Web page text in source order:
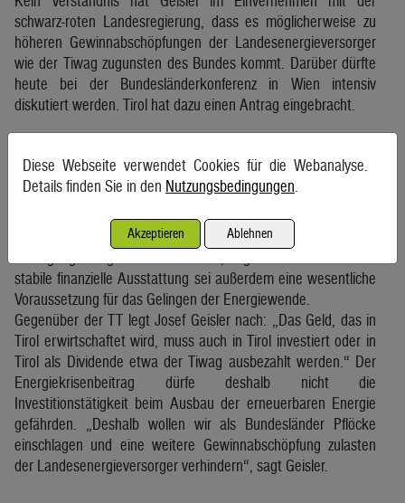
schwarz-roten Landesregierung, dass es möglicherweise zu
höheren Gewinnabschöpfungen der Landesenergieversorger
wie der Tiwag zugunsten des Bundes kommt. Darüber dürfte
heute bei der Bundesländerkonferenz in Wien intensiv
diskutiert werden. Tirol hat dazu einen Antrag eingebracht.
Wirtschaftsbereich darstelle, müssten die Unternehmen in den
kommenden Jahren zweistellige Milliardenbeträge aufwenden,
um die Netze auszubauen, den Kraftwerks park zu
modernisieren und hohe finanzielle Mittel in neue
stabile finanzielle Ausstattung sei außerdem eine wesentliche
Voraussetzung für das Gelingen der Energiewende.
Gegenüber der TT legt Josef Geisler nach: „Das Geld, das in
Tirol erwirtschaftet wird, muss auch in Tirol investiert oder in
Tirol als Dividende etwa der Tiwag ausbezahlt werden.“ Der
Energiekrisenbeitrag dürfe deshalb nicht die
Investitionstätigkeit beim Ausbau der erneuerbaren Energie
gefährden. „Deshalb wollen wir als Bundesländer Pflöcke
einschlagen und eine weitere Gewinnabschöpfung zulasten
der Landesenergieversorger verhindern“, sagt Geisler.
Diese Webseite verwendet Cookies für die Webanalyse.
Details finden Sie in den Nutzungsbedingungen.
Akzeptieren Ablehnen